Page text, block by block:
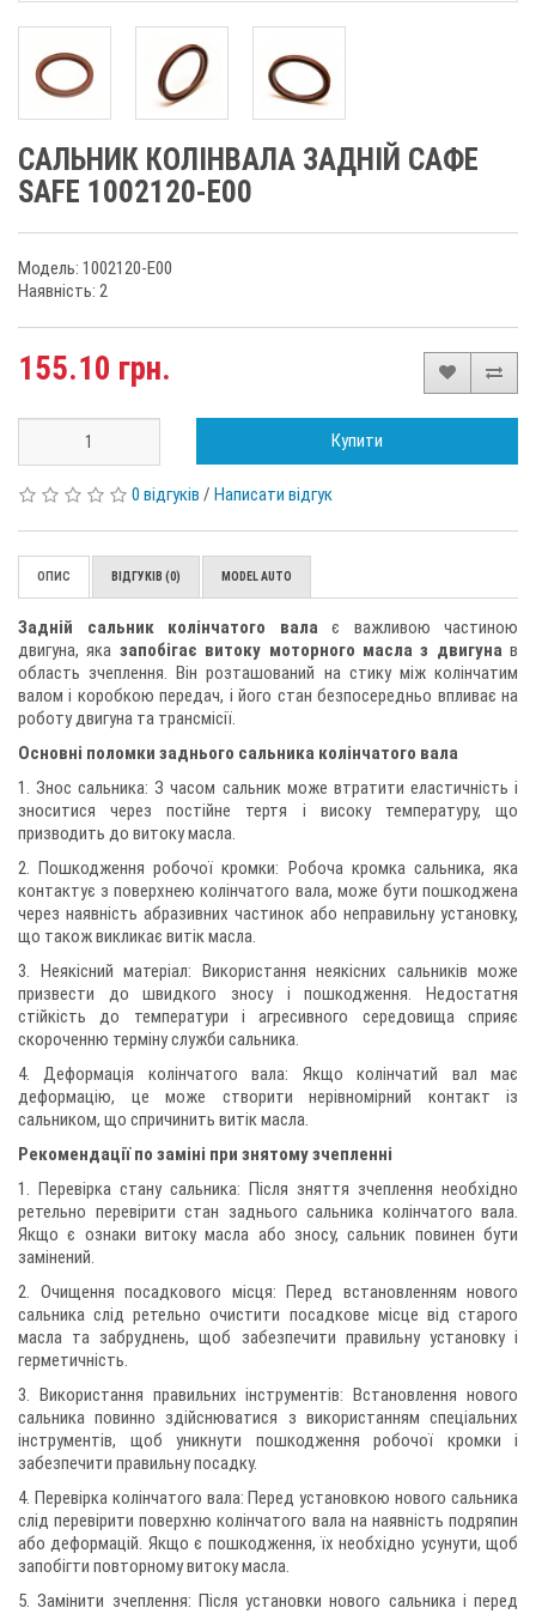
САЛЬНИК КОЛІНВАЛА ЗАДНІЙ САФЕ
SAFE 1002120-E00
Модель: 1002120-E00
Наявність: 2
155.10 грн.
Купити
0 відгуків / Написати відгук
ОПИС ВІДГУКІВ (0) MODEL AUTO
Задній сальник колінчатого валає важливою частиною
двигуна, яка запобігає витоку моторного масла з двигунав
область зчеплення. Він розташований на стику між колінчатим
валом і коробкою передач, і його стан безпосередньо впливає на
роботу двигуна та трансмісії.
Основні поломки заднього сальника колінчатого вала
1. Знос сальника: З часом сальник може втратити еластичність і
зноситися через постійне тертя і високу температуру, що
призводить до витоку масла.
2. Пошкодження робочої кромки: Робоча кромка сальника, яка
контактує з поверхнею колінчатого вала, може бути пошкоджена
через наявність абразивних частинок або неправильну установку,
що також викликає витік масла.
3. Неякісний матеріал: Використання неякісних сальників може
призвести до швидкого зносу і пошкодження. Недостатня
стійкість до температури і агресивного середовища сприяє
скороченню терміну служби сальника.
4. Деформація колінчатого вала: Якщо колінчатий вал має
деформацію, це може створити нерівномірний контакт із
сальником, що спричинить витік масла.
Рекомендації по заміні при знятому зчепленні
1. Перевірка стану сальника: Після зняття зчеплення необхідно
ретельно перевірити стан заднього сальника колінчатого вала.
Якщо є ознаки витоку масла або зносу, сальник повинен бути
замінений.
2. Очищення посадкового місця: Перед встановленням нового
сальника слід ретельно очистити посадкове місце від старого
масла та забруднень, щоб забезпечити правильну установку і
герметичність.
3. Використання правильних інструментів: Встановлення нового
сальника повинно здійснюватися з використанням спеціальних
інструментів, щоб уникнути пошкодження робочої кромки і
забезпечити правильну посадку.
4. Перевірка колінчатого вала: Перед установкою нового сальника
слід перевірити поверхню колінчатого вала на наявність подряпин
або деформацій. Якщо є пошкодження, їх необхідно усунути, щоб
запобігти повторному витоку масла.
5. Замінити зчеплення: Після установки нового сальника і перед